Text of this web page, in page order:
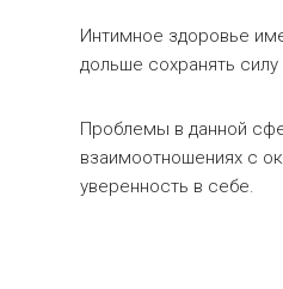
Интимное здоровье
дольше сохранять силу
Проблемы в данной
взаимоотношениях с
уверенность в себе.